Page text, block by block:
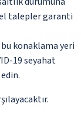
talepler garanti
bu konaklama yeri
19 seyahat